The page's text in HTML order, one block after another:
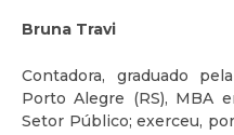
Bruna Travi
Contadora, graduado
Porto Alegre (RS), MBA
Setor Público; exerceu,